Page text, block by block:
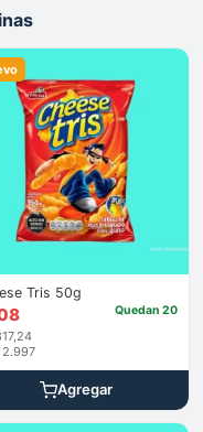
Tris 50g
2.997
Quedan 20
Agregar